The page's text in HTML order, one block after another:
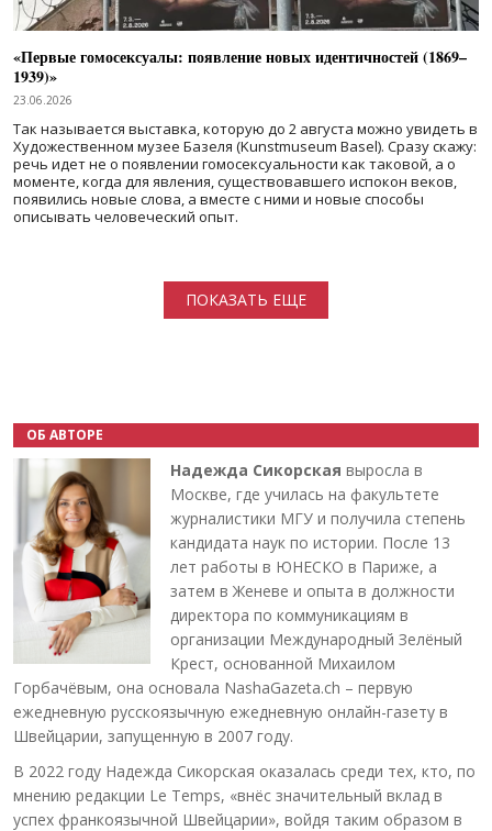
«Первые гомосексуалы: появление новых идентичностей (1869–
1939)»
23.06.2026
Так называется выставка, которую до 2 августа можно увидеть в
Художественном музее Базеля (Kunstmuseum Basel). Сразу скажу:
речь идет не о появлении гомосексуальности как таковой, а о
моменте, когда для явления, существовавшего испокон веков,
появились новые слова, а вместе с ними и новые способы
описывать человеческий опыт.
ПОКАЗАТЬ ЕЩЕ
ОБ АВТОРЕ
Надежда Сикорская выросла в
Москве, где училась на факультете
журналистики МГУ и получила степень
кандидата наук по истории. После 13
лет работы в ЮНЕСКО в Париже, а
затем в Женеве и опыта в должности
директора по коммуникациям в
организации Международный Зелёный
Крест, основанной Михаилом
Горбачёвым, она основала NashaGazeta.ch – первую
ежедневную русскоязычную ежедневную онлайн-газету в
Швейцарии, запущенную в 2007 году.
В 2022 году Надежда Сикорская оказалась среди тех, кто, по
мнению редакции Le Temps, «внёс значительный вклад в
успех франкоязычной Швейцарии», войдя таким образом в